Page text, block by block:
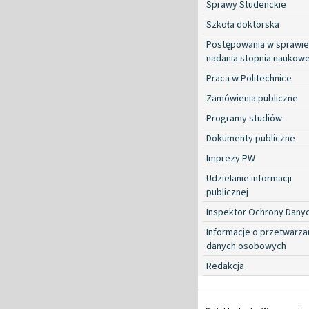
Sprawy Studenckie
Szkoła doktorska
Postępowania w sprawie
nadania stopnia
Praca w Politechnice
Zamówienia publiczne
Programy studiów
Dokumenty publiczne
Imprezy PW
Udzielanie informacji
publicznej
Inspektor Ochrony
Informacje o
danych osobowych
Redakcja